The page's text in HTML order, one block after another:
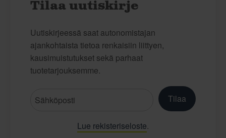
Tilaa uutiskirje
Uutiskirjeessä saat autonomistajan
ajankohtaista tietoa renkaisiin liittyen,
kausimuistutukset sekä parhaat
tuotetarjouksemme.
Tilaa
Lue rekisteriseloste.